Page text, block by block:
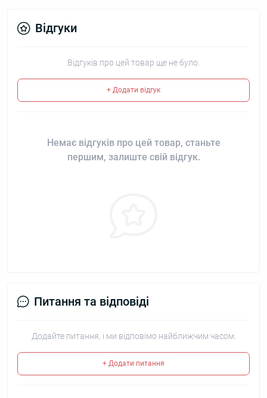
Відгуки
Відгуків про цей товар ще не було.
+ Додати відгук
Немає відгуків про цей товар, станьте
першим, залиште свій відгук.
Питання та відповіді
Додайте питання, і ми відповімо найближчим часом.
+ Додати питання